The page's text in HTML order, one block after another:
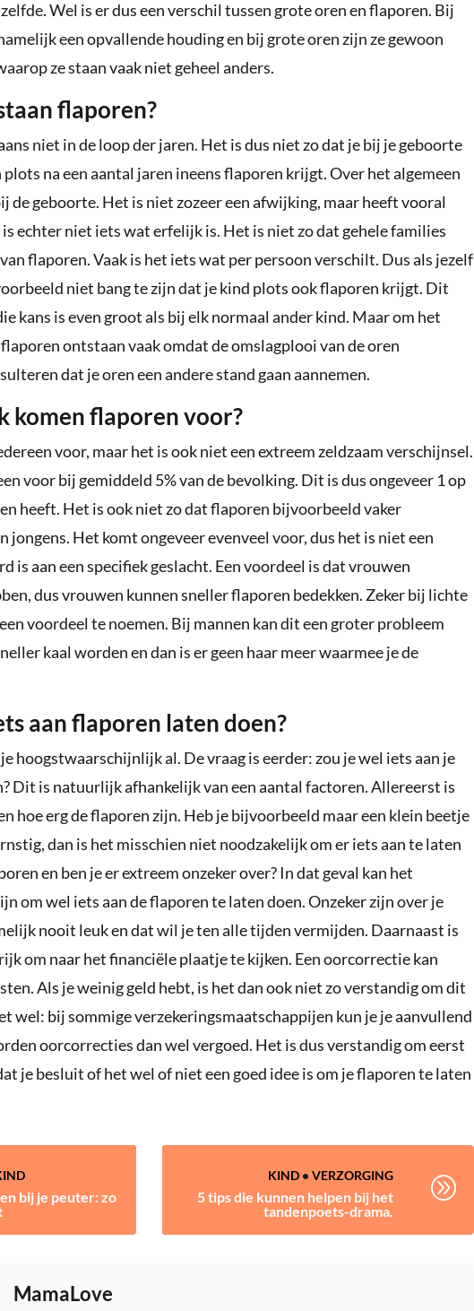
Wel is er dus een verschil tussen grote oren en flaporen. Bij
een opvallende houding en bij grote oren zijn ze gewoon
ze staan vaak niet geheel anders.
flaporen?
niet in de loop der jaren. Het is dus niet zo dat je bij je geboorte
na een aantal jaren ineens flaporen krijgt. Over het algemeen
de geboorte. Het is niet zozeer een afwijking, maar heeft vooral
echter niet iets wat erfelijk is. Het is niet zo dat gehele families
flaporen. Vaak is het iets wat per persoon verschilt. Dus als jezelf
niet bang te zijn dat je kind plots ook flaporen krijgt. Dit
kans is even groot als bij elk normaal ander kind. Maar om het
ontstaan vaak omdat de omslagplooi van de oren
dat je oren een andere stand gaan aannemen.
komen flaporen voor?
voor, maar het is ook niet een extreem zeldzaam verschijnsel.
voor bij gemiddeld 5% van de bevolking. Dit is dus ongeveer 1 op
heeft. Het is ook niet zo dat flaporen bijvoorbeeld vaker
jongens. Het komt ongeveer evenveel voor, dus het is niet een
is aan een specifiek geslacht. Een voordeel is dat vrouwen
dus vrouwen kunnen sneller flaporen bedekken. Zeker bij lichte
voordeel te noemen. Bij mannen kan dit een groter probleem
kaal worden en dan is er geen haar meer waarmee je de
aan flaporen laten doen?
hoogstwaarschijnlijk al. De vraag is eerder: zou je wel iets aan je
Dit is natuurlijk afhankelijk van een aantal factoren. Allereerst is
hoe erg de flaporen zijn. Heb je bijvoorbeeld maar een klein beetje
dan is het misschien niet noodzakelijk om er iets aan te laten
en ben je er extreem onzeker over? In dat geval kan het
om wel iets aan de flaporen te laten doen. Onzeker zijn over je
nooit leuk en dat wil je ten alle tijden vermijden. Daarnaast is
om naar het financiële plaatje te kijken. Een oorcorrectie kan
Als je weinig geld hebt, is het dan ook niet zo verstandig om dit
wel: bij sommige verzekeringsmaatschappijen kun je je aanvullend
oorcorrecties dan wel vergoed. Het is dus verstandig om eerst
je besluit of het wel of niet een goed idee is om je flaporen te laten
bij je peuter: zo
KIND• VERZORGING
5 tips die kunnen helpen bij het
tandenpoets-drama.
A
MamaLove